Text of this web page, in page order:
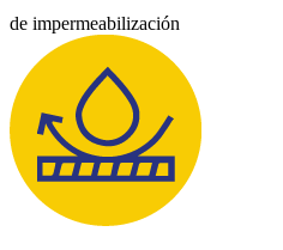
de impermeabilización